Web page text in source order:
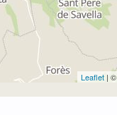
Leaflet | ©